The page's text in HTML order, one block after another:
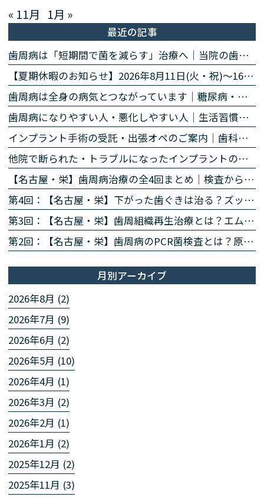
« 11月 1月 »
最近の記事
歯周病は「短期間で菌を減らす」治療へ｜当院の歯周病除菌プログラム
【夏期休暇のお知らせ】2026年8月11日(火・祝)〜16日(日)
歯周病は全身の病気とつながっています｜糖尿病・心臓・誤嚥性肺炎・認知症との関係｜名古屋・栄の高山歯科室
歯周病になりやすい人・悪化しやすい人｜生活習慣・持病・お薬のリスク因子｜名古屋・栄の高山歯科室
インプラント手術の受託・出張オペのご案内｜歯科医師の先生方へ
他院で断られた・トラブルになったインプラントのご相談
【名古屋・栄】歯周病治療の全4回まとめ｜検査から再生治療・歯肉退縮まで専門医が解説
第4回：【名古屋・栄】下がった歯ぐきは治る？ズッケリー法で歯肉退縮を改善する再生治療
第3回：【名古屋・栄】歯周組織再生治療とは？エムドゲイン・リグロスで歯を残す方法を専門医が解説
第2回：【名古屋・栄】歯周病のPCR菌検査とは？原因菌を見える化する4ステップを専門医が解説
月別アーカイブ
2026年8月 (2)
2026年7月 (9)
2026年6月 (2)
2026年5月 (10)
2026年4月 (1)
2026年3月 (2)
2026年2月 (1)
2026年1月 (2)
2025年12月 (2)
2025年11月 (3)